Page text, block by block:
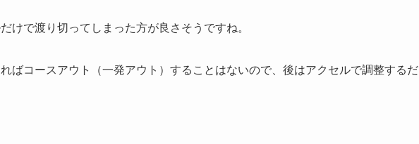
けで渡り切ってしまった方が良さそうですね。
ばコースアウト（一発アウト）することはないので、後はアクセルで調整するだ